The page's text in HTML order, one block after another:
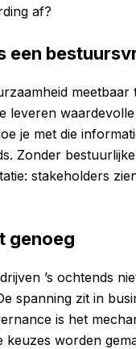
af?
een
meetbaar
leveren
je met die
Zonder
stakeholders
genoeg
’s ochtends
spanning zit in
is het
worden